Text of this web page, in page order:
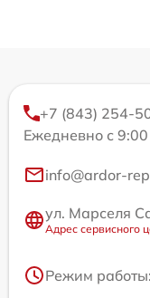
+7 (843) 254-
Ежедневно с
info@ardor-
ул. Марселя
Адрес сервисного
Режим работы: